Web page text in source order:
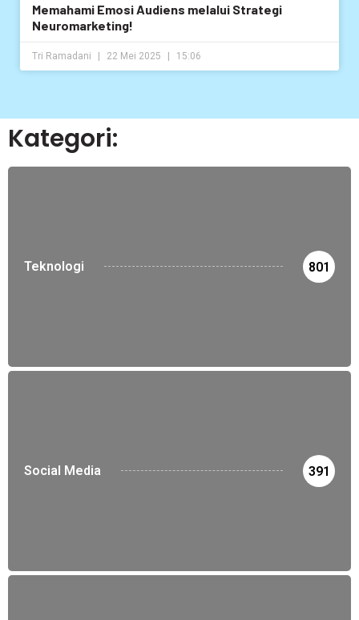
Memahami Emosi Audiens melalui Strategi
Neuromarketing!
Tri Ramadani 22 Mei 2025 15:06
Kategori:
Teknologi 801
Social Media 391